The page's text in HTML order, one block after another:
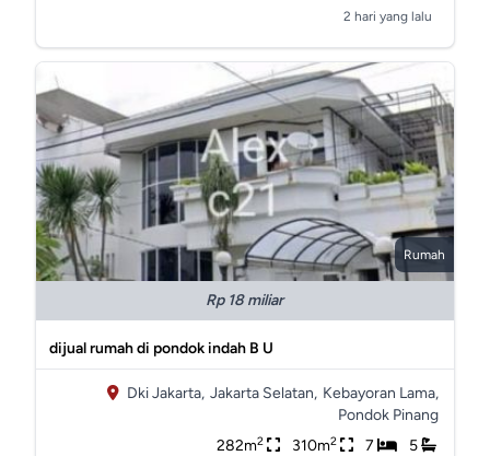
2 hari yang lalu
Rumah
Rp 18 miliar
dijual rumah di pondok indah B U
Dki Jakarta, Jakarta Selatan, Kebayoran Lama,
Pondok Pinang
282m2 310m2 7 5